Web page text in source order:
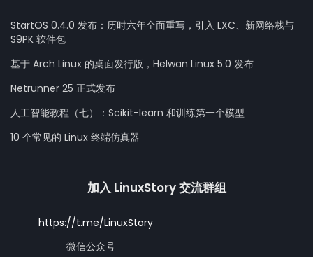
StartOS 0.4.0 发布：历时六年全面重写，引入 LXC、新网络栈与
S9PK 软件包
基于 Arch Linux 的桌面发行版，Helwan Linux 5.0 发布
Netrunner 25 正式发布
人工智能教程（七）：Scikit-learn 和训练第一个模型
10 个常见的 Linux 终端仿真器
加入 LinuxStory 交流群组
https://t.me/LinuxStory
微信公众号